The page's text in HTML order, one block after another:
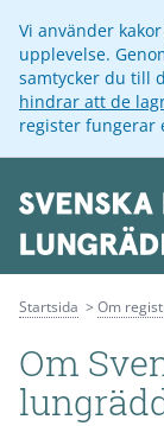
Vi använder
upplevelse.
samtycker du till
hindrar att de
register fungerar
Startsida Om
Om